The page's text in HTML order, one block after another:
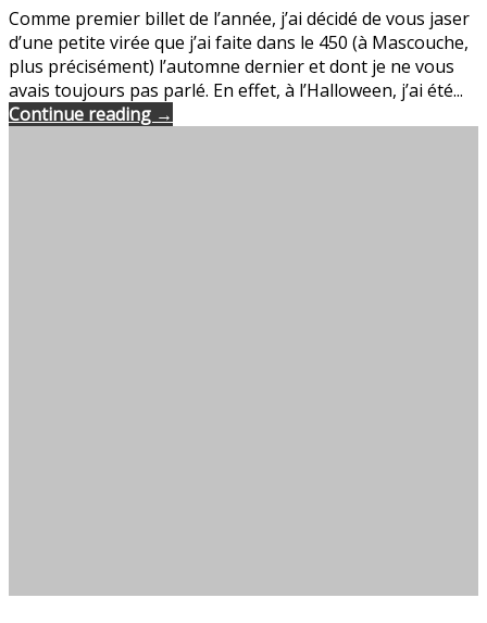
Comme premier billet de l’année, j’ai décidé de vous jaser
d’une petite virée que j’ai faite dans le 450 (à Mascouche,
plus précisément) l’automne dernier et dont je ne vous
avais toujours pas parlé. En effet, à l’Halloween, j’ai été...
Continue reading →